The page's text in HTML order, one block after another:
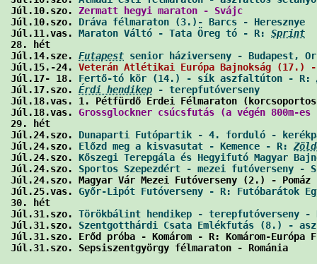
Júl.10.szo. Zermatt hegyi maraton - Svájc
Júl.10.szo. Dráva félmaraton (3.)- Barcs - Heresznye
Júl.11.vas. Maraton Váltó - Tata Öreg tó - R: Sprint
28. hét
Júl.14.sze. Futapest senior háziverseny - Budapest,
Júl.15.-24. Veterán Atlétikai Európa Bajnokság (17.) -
Júl.17- 18. Fertő-tó kör (14.) - sík aszfaltúton - R:
Júl.17.szo. Érdi hendikep - terepfutóverseny
Júl.18.vas. 1. Pétfürdő Erdei Félmaraton
Júl.18.vas. Grossglockner csúcsfutás (a végén
29. hét
Júl.24.szo. Dunaparti Futópartik - 4. forduló -
Júl.24.szo. Előzd meg a kisvasutat - Kemence - R:
Júl.24.szo. Kőszegi Terepgála és Hegyifutó Magyar
Júl.24.szo. Sportos Szepezdért - mezei futóverseny -
Júl.24.szo. Magyar Vár Mezei Futóverseny
Júl.25.vas. Győr-Lipót Futóverseny - R: Futóbarátok
30. hét
Júl.31.szo. Törökbálint hendikep - terepfutóverseny
Júl.31.szo. Szentgotthárdi Csata Emlékfutás (8.) -
Júl.31.szo. Erőd próba - Komárom - R: Komárom-
Júl.31.szo. Sepsiszentgyörgy félmaraton -